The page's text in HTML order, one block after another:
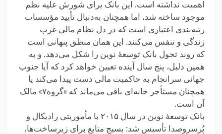
اهمیت نداشته‌ است. این بانک برای شورش علیه نظم
موجود ساخته شد، ‏اما همچنان به‌دنبال تأیید مؤسسات
رتبه‌بندی اعتباری است که در دل نظام مالی غرب
زندگی و تنفس می‌کنند. این همان منطق ‏پنهانی است
که روند تحول بانک توسعهٔ نوین را شکل می‌دهد. و به
همین دلیل، پنج سال آینده تعیین خواهد کرد که آیا جنوب
‏جهانی سرانجام به حاکمیت مالی دست پیدا می‌کند یا
همچنان مستأجر خانه‌ای باقی می‌ماند که «گروه۷» مالک
آن است.‏
بانک توسعهٔ نوین در سال ۲۰۱۵ با مأموریتی رادیکال و
پُرسروصدا تأسیس شد: بسیج منابع برای زیرساخت‌ها،